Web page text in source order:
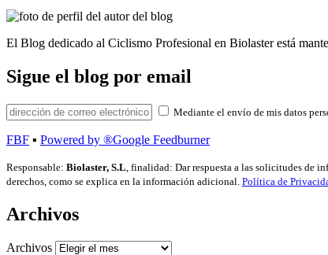
El Blog dedicado al Ciclismo Profesional en Biolaster está
Sigue el blog por email
Mediante el envío de mis datos
FBF ▪ Powered by ®Google Feedburner
Responsable: Biolaster, S.L, finalidad: Dar respuesta a las solicitudes de
derechos, como se explica en la información adicional. Política de
Archivos
Archivos